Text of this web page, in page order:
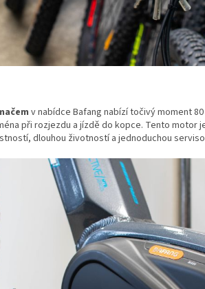
v nabídce Bafang nabízí točivý moment
při rozjezdu a jízdě do kopce. Tento motor
dlouhou životností a jednoduchou